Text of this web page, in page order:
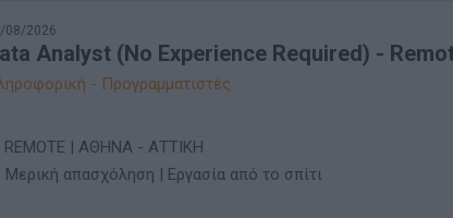
08/2026
Analyst (No Experience Required) -
- Προγραμματιστές
REMOTE | ΑΘΗΝΑ - ΑΤΤΙΚΗ
Μερική απασχόληση | Εργασία από το σπίτι